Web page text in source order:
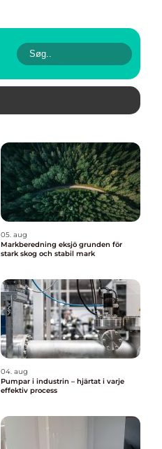
05. aug
Markberedning eksjö grunden för
stark skog och stabil mark
04. aug
Pumpar i industrin – hjärtat i varje
effektiv process